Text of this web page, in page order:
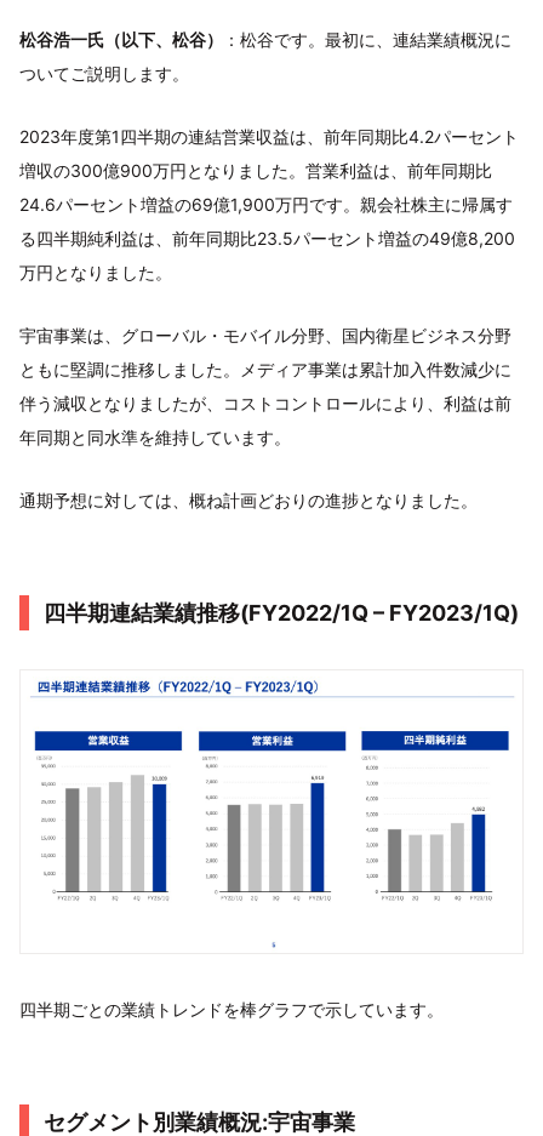
松谷浩一氏（以下、松谷）
：松谷です。最初に、連結業績概況に
ついてご説明します。
2023年度第1四半期の連結営業収益は、前年同期比4.2パーセント
増収の300億900万円となりました。営業利益は、前年同期比
24.6パーセント増益の69億1,900万円です。親会社株主に帰属す
る四半期純利益は、前年同期比23.5パーセント増益の49億8,200
万円となりました。
宇宙事業は、グローバル・モバイル分野、国内衛星ビジネス分野
ともに堅調に推移しました。メディア事業は累計加入件数減少に
伴う減収となりましたが、コストコントロールにより、利益は前
年同期と同水準を維持しています。
通期予想に対しては、概ね計画どおりの進捗となりました。
四半期連結業績推移(FY2022/1Q – FY2023/1Q)
四半期ごとの業績トレンドを棒グラフで示しています。
セグメント別業績概況:宇宙事業